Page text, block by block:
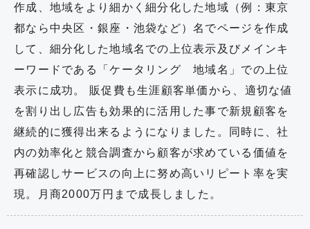
作成、地域をより細かく細分化した地域（例：東京
都なら中央区・銀座・池袋など）名でページを作成
して、細分化した地域名での上位表示及びメインキ
ーワードである「ケータリング 地域名」での上位
表示に成功。 販促費も生涯顧客単価から、適切な値
を割り出し広告も効果的に活用した事で新規顧客を
継続的に獲得出来るようになりました。同時に、社
内の効率化と競合調査から顧客が求めている価値を
再確認しサービスの向上に努め高いリピート率を実
現。月商2000万円まで成長しました。